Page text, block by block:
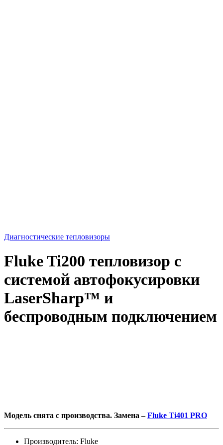
Диагностические тепловизоры
Fluke Ti200 тепловизор с
системой автофокусировки
LaserSharp™ и
беспроводным подключением
Модель снята с производства. Замена – Fluke Ti401 PRO
Производитель: Fluke